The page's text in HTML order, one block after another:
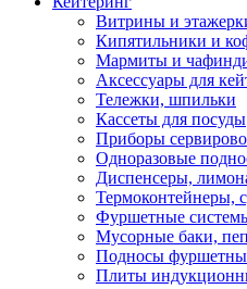
Витрины и
Кипятильники и
Мармиты и
Аксессуары для
Тележки, шпильки
Кассеты для посуды
Приборы
Одноразовые
Диспенсеры,
Термоконтейнеры,
Фуршетные
Мусорные баки,
Подносы
Плиты